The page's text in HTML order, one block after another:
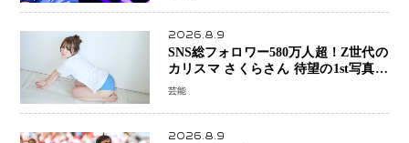
2026.8.9
SNS総フォロワー580万人超！Z世代の
カリスマ さくらさん 待望の1st写真集
が11月5日発売決定 沖縄で“今しか残
芸能
2026.8.9